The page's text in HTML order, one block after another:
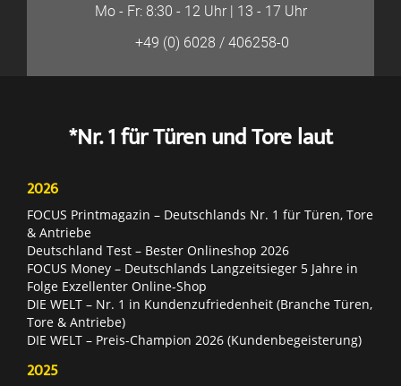
Mo - Fr: 8:30 - 12 Uhr | 13 - 17 Uhr
+49 (0) 6028 / 406258-0
*Nr. 1 für Türen und Tore laut
2026
FOCUS Printmagazin – Deutschlands Nr. 1 für Türen, Tore
& Antriebe
Deutschland Test – Bester Onlineshop 2026
FOCUS Money – Deutschlands Langzeitsieger 5 Jahre in
Folge Exzellenter Online-Shop
DIE WELT – Nr. 1 in Kundenzufriedenheit (Branche Türen,
Tore & Antriebe)
DIE WELT – Preis-Champion 2026 (Kundenbegeisterung)
2025